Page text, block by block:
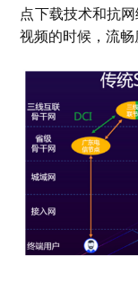
点下载技术和抗
视频的时候，流